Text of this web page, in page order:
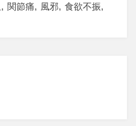
関節痛 風邪 食欲不振